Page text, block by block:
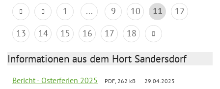
1 ... 9 10 11
12
13
14 15 16 17 18
Informationen aus dem Hort Sandersdorf
Bericht - Osterferien 2025 PDF, 262 kB 29.04.2025